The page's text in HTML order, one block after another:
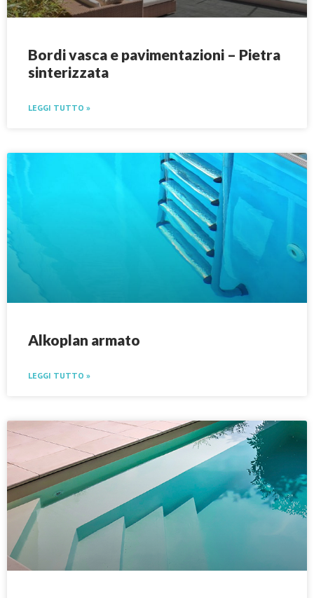
Bordi vasca e pavimentazioni – Pietra
sinterizzata
LEGGI TUTTO »
Alkoplan armato
LEGGI TUTTO »